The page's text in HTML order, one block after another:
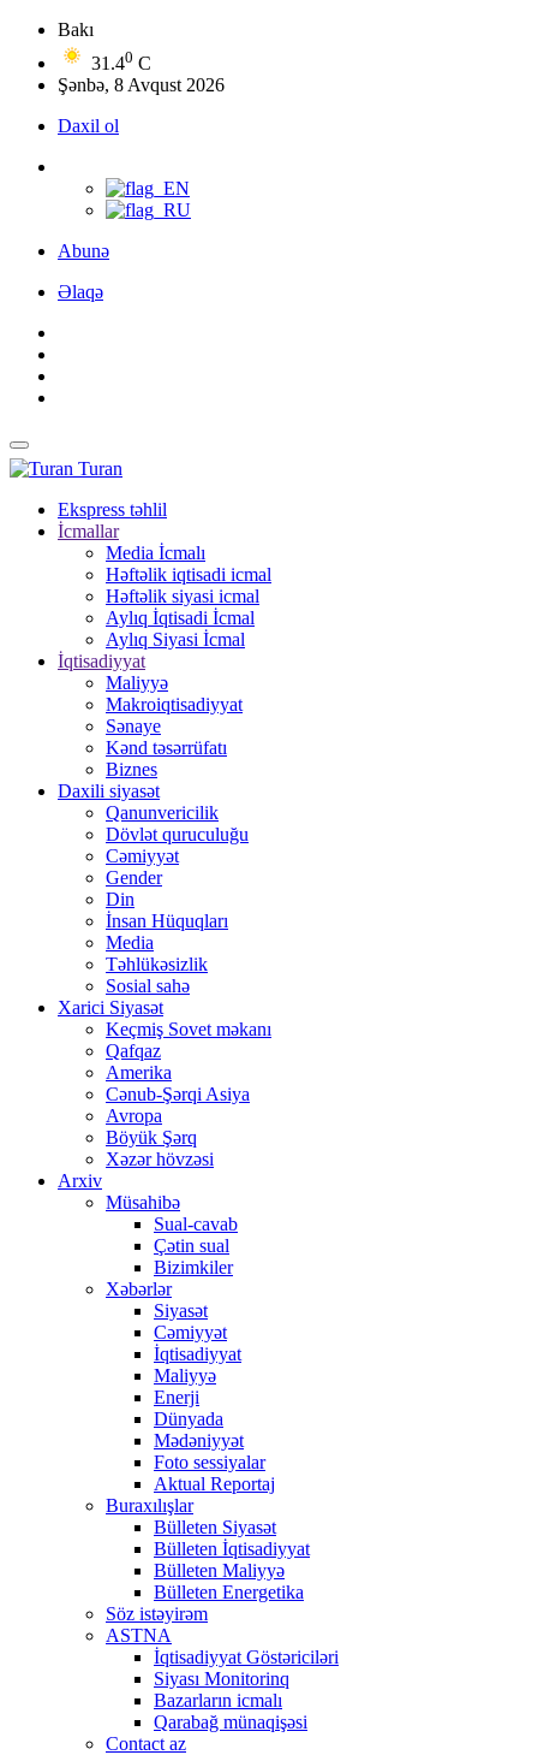
Bakı
31.40 C
Şənbə, 8 Avqust 2026
Daxil ol
Abunə
Əlaqə
Turan
Ekspress təhlil
İcmallar
Media İcmalı
Həftəlik iqtisadi icmal
Həftəlik siyasi icmal
Aylıq İqtisadi İcmal
Aylıq Siyasi İcmal
İqtisadiyyat
Maliyyə
Makroiqtisadiyyat
Sənaye
Kənd təsərrüfatı
Biznes
Daxili siyasət
Qanunvericilik
Dövlət quruculuğu
Cəmiyyət
Gender
Din
İnsan Hüquqları
Media
Təhlükəsizlik
Sosial sahə
Xarici Siyasət
Keçmiş Sovet məkanı
Qafqaz
Amerika
Cənub-Şərqi Asiya
Avropa
Böyük Şərq
Xəzər hövzəsi
Arxiv
Müsahibə
Sual-cavab
Çətin sual
Bizimkiler
Xəbərlər
Siyasət
Cəmiyyət
İqtisadiyyat
Maliyyə
Enerji
Dünyada
Mədəniyyət
Foto sessiyalar
Aktual Reportaj
Buraxılışlar
Bülleten Siyasət
Bülleten İqtisadiyyat
Bülleten Maliyyə
Bülleten Energetika
Söz istəyirəm
ASTNA
İqtisadiyyat Göstəriciləri
Siyası Monitorinq
Bazarların icmalı
Qarabağ münaqişəsi
Contact az